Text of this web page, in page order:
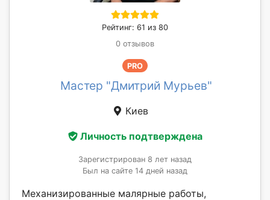
Рейтинг: 61 из 80
0 отзывов
PRO
Мастер "Дмитрий Мурьев"
Киев
Личность подтверждена
Зарегистрирован 8 лет назад
Был на сайте 14 дней назад
Механизированные малярные работы,